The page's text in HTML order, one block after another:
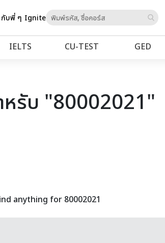
บพี่ ๆ Igniteto
IELTS CU‑TEST GED
รับ "80002021"
anything for 80002021